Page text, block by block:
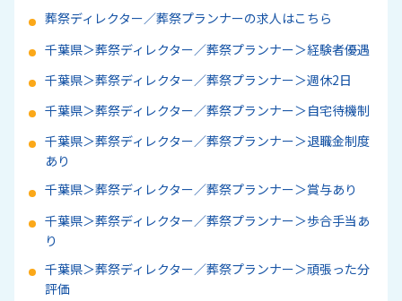
葬祭ディレクター／葬祭プランナーの求人はこちら
千葉県＞葬祭ディレクター／葬祭プランナー＞経験者優遇
千葉県＞葬祭ディレクター／葬祭プランナー＞週休2日
千葉県＞葬祭ディレクター／葬祭プランナー＞自宅待機制
千葉県＞葬祭ディレクター／葬祭プランナー＞退職金制度
あり
千葉県＞葬祭ディレクター／葬祭プランナー＞賞与あり
千葉県＞葬祭ディレクター／葬祭プランナー＞歩合手当あ
り
千葉県＞葬祭ディレクター／葬祭プランナー＞頑張った分
評価